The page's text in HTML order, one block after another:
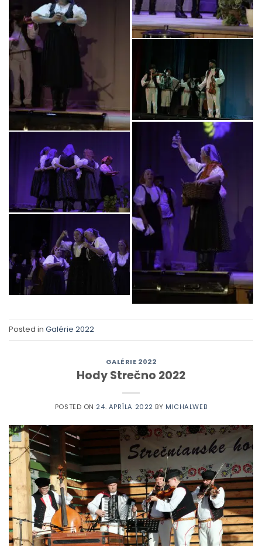
Posted in Galérie 2022
GALÉRIE 2022
Hody Strečno 2022
POSTED ON 24. APRÍLA 2022 BY MICHALWEB